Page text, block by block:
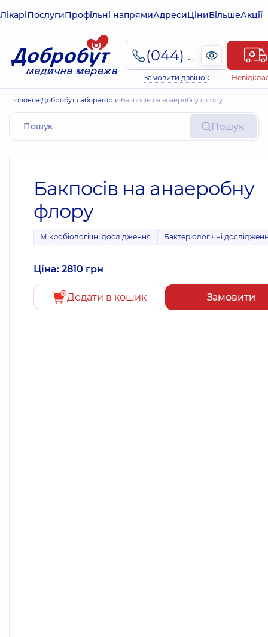
ЛікаріПослугиПрофільні напрямиАдресиЦіниБільшеАкції
(044) 495-2-888
Замовити дзвінок
Головна Добробут лабораторія Бакпосів на анаеробну флору
Пошук
Бакпосів на анаеробну
флору
Мікробіологічні дослідження Бактеріологічні
Ціна: 2810 грн
Додати в кошик Замовити